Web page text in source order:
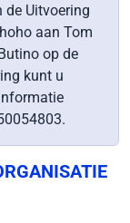
Uitvoering
aan Tom
op de
kunt u